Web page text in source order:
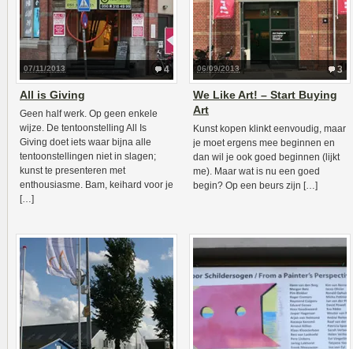
4
07/11/2013
All is Giving
Geen half werk. Op geen enkele
wijze. De tentoonstelling All Is
Giving doet iets waar bijna alle
tentoonstellingen niet in slagen;
kunst te presenteren met
enthousiasme. Bam, keihard voor je
[…]
3
06/09/2013
We Like Art! – Start Buying
Art
Kunst kopen klinkt eenvoudig, maar
je moet ergens mee beginnen en
dan wil je ook goed beginnen (lijkt
me). Maar wat is nu een goed
begin? Op een beurs zijn […]